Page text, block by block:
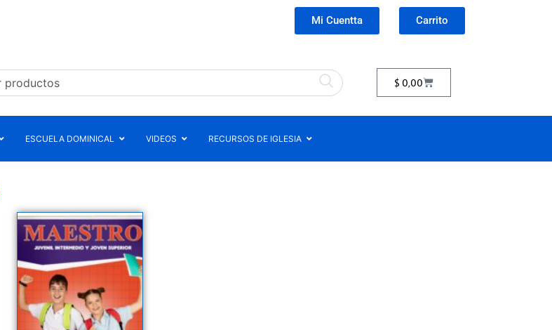
Mi Cuentta Carrito
$ 0,00
ESCUELA DOMINICAL VIDEOS RECURSOS DE IGLESIA